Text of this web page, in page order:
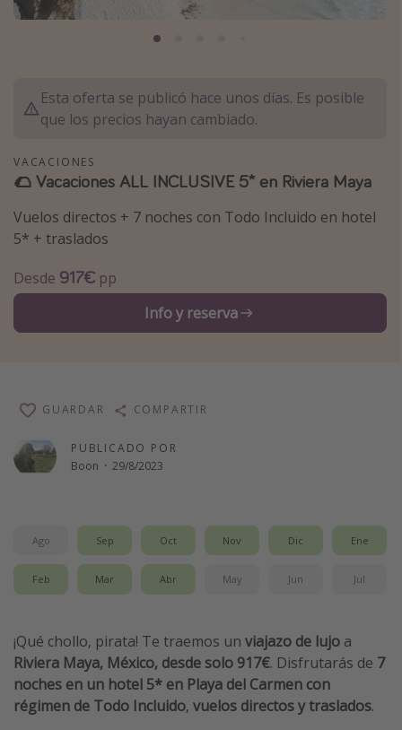
Marruecos
Tailandia
Albania
Inspiración para viajes
Glamping
Viajar sola como mujer
Viajes para singles
Más temas
Trabajar en el extranjero
Cruceros por el Mediterráneo
Guía de equipaje de mano
Parques de atracciones
Viaja con musicales
Esta oferta se publicó hace unos días. Es posible
que los precios hayan cambiado.
VACACIONES
🌮 Vacaciones ALL INCLUSIVE 5* en Riviera Maya
Vuelos directos + 7 noches con Todo Incluido en hotel
5* + traslados
Desde 917€ pp
Info y reserva
PUBLICADO POR
Boon · 29/8/2023
GUARDAR COMPARTIR
Ago Sep Oct Nov Dic Ene
Feb Mar Abr May Jun Jul
¡Qué chollo, pirata! Te traemos un viajazo de lujo a
Riviera Maya, México, desde solo 917€. Disfrutarás de 7
noches en un hotel 5* en Playa del Carmen con
régimen de Todo Incluido, vuelos directos y traslados.